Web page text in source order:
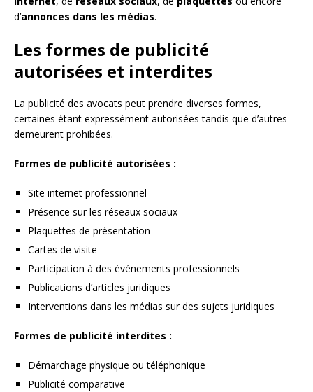
d’annonces dans les médias.
Les formes de publicité
autorisées et interdites
La publicité des avocats peut prendre diverses formes,
certaines étant expressément autorisées tandis que d’autres
demeurent prohibées.
Formes de publicité autorisées :
Site internet professionnel
Présence sur les réseaux sociaux
Plaquettes de présentation
Cartes de visite
Participation à des événements professionnels
Publications d’articles juridiques
Interventions dans les médias sur des sujets juridiques
Formes de publicité interdites :
Démarchage physique ou téléphonique
Publicité comparative